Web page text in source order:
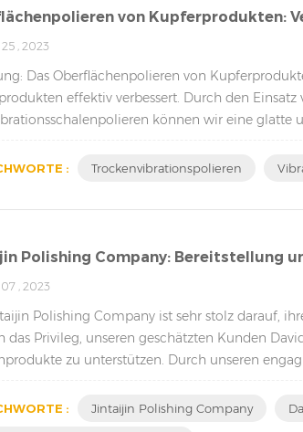
von Kupferprodukten:
25 , 2023
Das Oberflächenpolieren von
effektiv verbessert. Durch den
können wir eine glatte
: Trockenvibrationspolieren
Polishing Company: Bereitstellung
, 2023
Polishing Company ist sehr stolz darauf,
das Privileg, unseren geschätzten Kunden
zu unterstützen. Durch unseren
: Jintaijin Polishing Company